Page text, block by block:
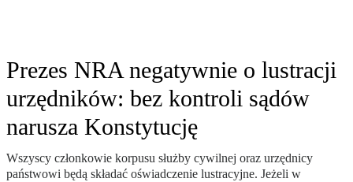
Prezes NRA negatywnie o lustracji
urzędników: bez kontroli sądów
narusza Konstytucję
Wszyscy członkowie korpusu służby cywilnej oraz urzędnicy
państwowi będą składać oświadczenie lustracyjne. Jeżeli w